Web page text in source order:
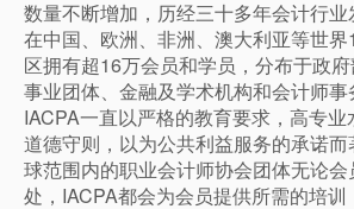
数量不断增加，历经三十多年会计行
在中国、欧洲、非洲、澳大利亚等世
区拥有超16万会员和学员，分布于政
事业团体、金融及学术机构和会计师事
IACPA一直以严格的教育要求，高专
道德守则，以为公共利益服务的承诺
球范围内的职业会计师协会团体无论
处，IACPA都会为会员提供所需的培